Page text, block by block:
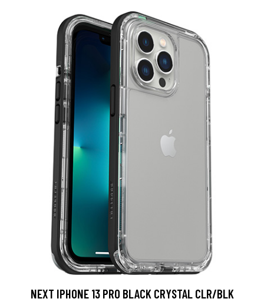
NEXT IPHONE 13 PRO BLACK CRYSTAL CLR/BLK